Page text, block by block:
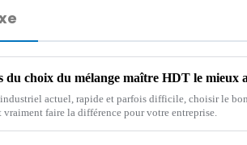
actuel, rapide et parfois difficile, choisir le bon
faire la différence pour votre entreprise.